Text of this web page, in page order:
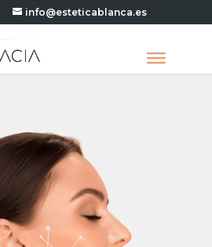
info@esteticablanca.es